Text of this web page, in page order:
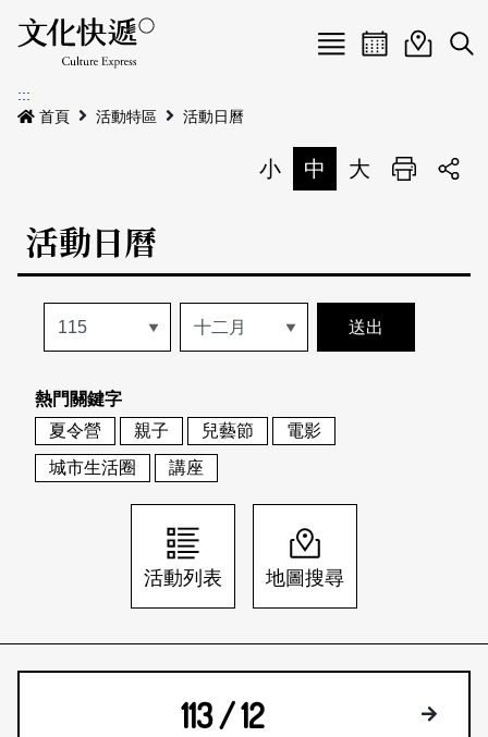
Menu
最新公告
本期專題
歷史專題
活動特區
活動列表
地圖搜尋
關於我們
關於我們
刊物索取地點
會員基本資料
刊登活動
網站導覽 English
日本語 登入/註冊
活動日曆活動地圖
展
:::
首頁
活動特區 活動日曆
小 中 大 列印
活動日曆
熱門關鍵字
夏令營
親子 兒藝節
電影
城市生活圈
講座
活動列表 地圖搜尋
113 / 12 下個月